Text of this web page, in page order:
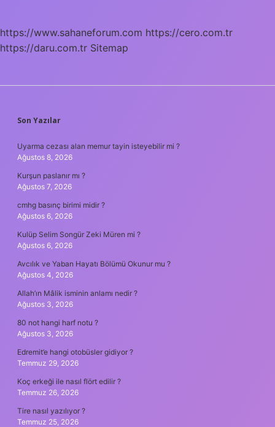
https://www.sahaneforum.com https://cero.com.tr
https://daru.com.tr Sitemap
SIDEBAR
Son Yazılar
Uyarma cezası alan memur tayin isteyebilir mi ?
Ağustos 8, 2026
Kurşun paslanır mı ?
Ağustos 7, 2026
cmhg basınç birimi midir ?
Ağustos 6, 2026
Kulüp Selim Songür Zeki Müren mi ?
Ağustos 6, 2026
Avcılık ve Yaban Hayatı Bölümü Okunur mu ?
Ağustos 4, 2026
Allah’ın Mâlik isminin anlamı nedir ?
Ağustos 3, 2026
80 not hangi harf notu ?
Ağustos 3, 2026
Edremit’e hangi otobüsler gidiyor ?
Temmuz 29, 2026
Koç erkeği ile nasıl flört edilir ?
Temmuz 26, 2026
Tire nasıl yazılıyor ?
Temmuz 25, 2026